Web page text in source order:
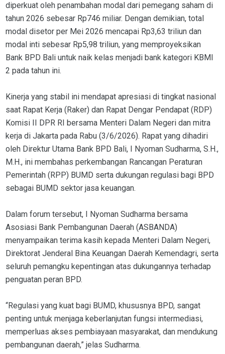
diperkuat oleh penambahan modal dari pemegang saham di
tahun 2026 sebesar Rp746 miliar. Dengan demikian, total
modal disetor per Mei 2026 mencapai Rp3,63 triliun dan
modal inti sebesar Rp5,98 triliun, yang memproyeksikan
Bank BPD Bali untuk naik kelas menjadi bank kategori KBMI
2 pada tahun ini.
Kinerja yang stabil ini mendapat apresiasi di tingkat nasional
saat Rapat Kerja (Raker) dan Rapat Dengar Pendapat (RDP)
Komisi II DPR RI bersama Menteri Dalam Negeri dan mitra
kerja di Jakarta pada Rabu (3/6/2026). Rapat yang dihadiri
oleh Direktur Utama Bank BPD Bali, I Nyoman Sudharma, S.H.,
M.H., ini membahas perkembangan Rancangan Peraturan
Pemerintah (RPP) BUMD serta dukungan regulasi bagi BPD
sebagai BUMD sektor jasa keuangan.
Dalam forum tersebut, I Nyoman Sudharma bersama
Asosiasi Bank Pembangunan Daerah (ASBANDA)
menyampaikan terima kasih kepada Menteri Dalam Negeri,
Direktorat Jenderal Bina Keuangan Daerah Kemendagri, serta
seluruh pemangku kepentingan atas dukungannya terhadap
penguatan peran BPD.
“Regulasi yang kuat bagi BUMD, khususnya BPD, sangat
penting untuk menjaga keberlanjutan fungsi intermediasi,
memperluas akses pembiayaan masyarakat, dan mendukung
pembangunan daerah,” jelas Sudharma.